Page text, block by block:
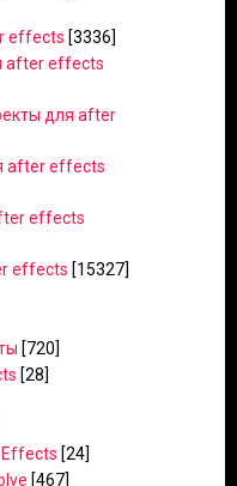
effects [3336]
after effects
для after
after effects
effects
effects [15327]
[720]
[28]
[24]
[467]